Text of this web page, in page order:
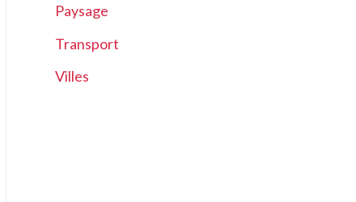
Paysage
Transport
Villes